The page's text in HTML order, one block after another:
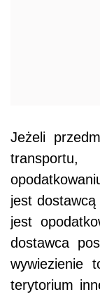
Jeżeli
jest
jest
dostawca
wywiezienie
terytorium